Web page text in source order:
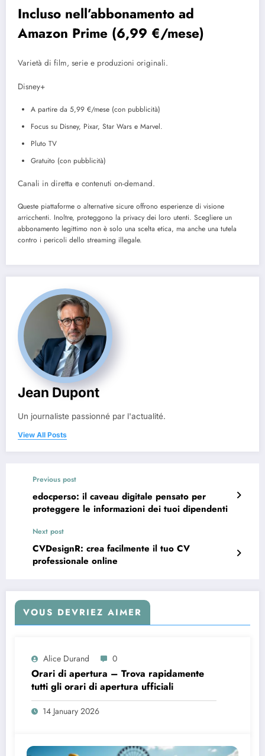
Incluso nell’abbonamento ad
Amazon Prime (6,99 €/mese)
Varietà di film, serie e produzioni originali.
Disney+
A partire da 5,99 €/mese (con pubblicità)
Focus su Disney, Pixar, Star Wars e Marvel.
Pluto TV
Gratuito (con pubblicità)
Canali in diretta e contenuti on-demand.
Queste piattaforme o alternative sicure offrono esperienze di visione
arricchenti. Inoltre, proteggono la privacy dei loro utenti. Scegliere un
abbonamento legittimo non è solo una scelta etica, ma anche una tutela
contro i pericoli dello streaming illegale.
Jean Dupont
Un journaliste passionné par l'actualité.
View All Posts
Previous post
edocperso: il caveau digitale pensato per
proteggere le informazioni dei tuoi dipendenti
Next post
CVDesignR: crea facilmente il tuo CV
professionale online
VOUS DEVRIEZ AIMER
Alice Durand 0
Orari di apertura – Trova rapidamente
tutti gli orari di apertura ufficiali
14 January 2026